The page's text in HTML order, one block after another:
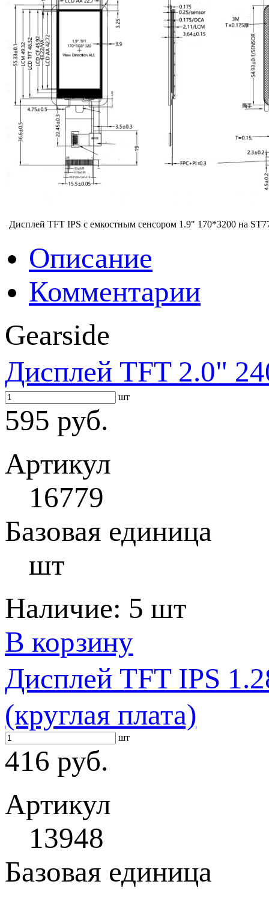
Дисплей TFT IPS с емкостным сенсором 1.9" 170*3200 на
Описание
Комментарии
Gearside
Дисплей TFT 2.0"
шт
595 руб.
Артикул
16779
Базовая единица
шт
Наличие: 5 шт
В корзину
Дисплей TFT IPS
(круглая плата)
шт
416 руб.
Артикул
13948
Базовая единица